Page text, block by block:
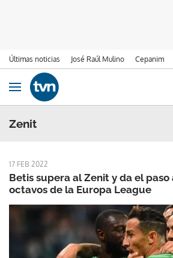
Últimas noticias José Raúl Mulino Cepanim
Ir al contenido
Obrir navegació
Zenit
17 FEB 2022
Betis supera al Zenit y da el
octavos de la Europa League